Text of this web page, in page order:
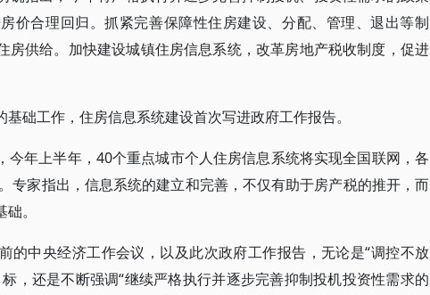
价合理回归。抓紧完善保障性住房建设、分配、管理、退出等制
房供给。加快建设城镇住房信息系统，改革房地产税收制度，促进
础工作，住房信息系统建设首次写进政府工作报告。
今年上半年，40个重点城市个人住房信息系统将实现全国联网，各
专家指出，信息系统的建立和完善，不仅有助于房产税的推开，而
。
的中央经济工作会议，以及此次政府工作报告，无论是“调控不放
，还是不断强调“继续严格执行并逐步完善抑制投机投资性需求的